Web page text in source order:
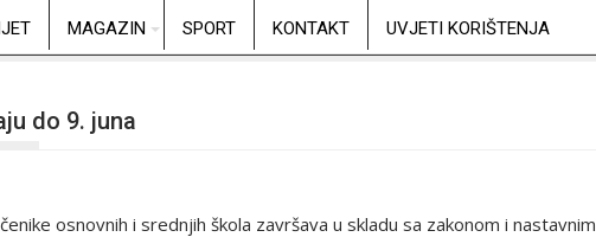
MAGAZIN SPORT KONTAKT UVJETI KORIŠTENJA
do 9. juna
osnovnih i srednjih škola završava u skladu sa zakonom i nastavnim